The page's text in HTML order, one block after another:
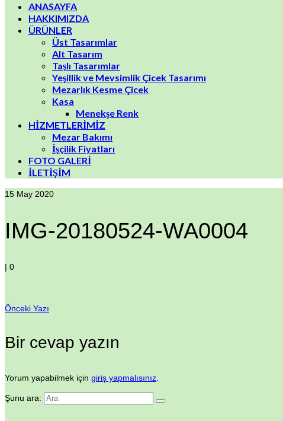
ANASAYFA
HAKKIMIZDA
ÜRÜNLER
Üst Tasarımlar
Alt Tasarım
Taşlı Tasarımlar
Yeşillik ve Mevsimlik Çicek Tasarımı
Mezarlık Kesme Çicek
Kasa
Menekşe Renk
HİZMETLERİMİZ
Mezar Bakımı
İşçilik Fiyatları
FOTO GALERİ
İLETİŞİM
15 May 2020
IMG-20180524-WA0004
| 0
Önceki Yazı
Bir cevap yazın
Yorum yapabilmek için giriş yapmalısınız
Şunu ara: